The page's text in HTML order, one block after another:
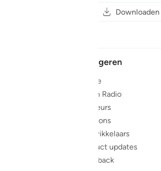
Downloaden
Navigeren
Home
Koran Radio
reciteurs
Over ons
Ontwikkelaars
Product updates
Feedback